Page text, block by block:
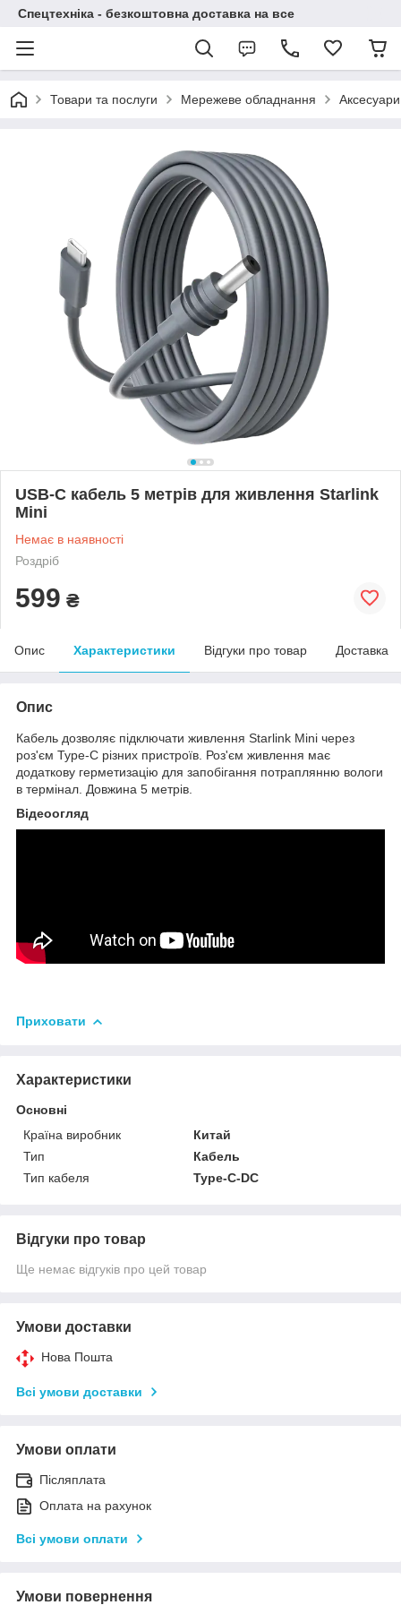
Спецтехніка - безкоштовна доставка на все
Товари та послуги Мережеве обладнання
USB-C кабель 5 метрів для живлення Starlink
Mini
Немає в наявності
Роздріб
599 ₴
Опис Характеристики Відгуки про товар Доставка
Опис
Кабель дозволяє підключати живлення Starlink Mini через
роз'єм Type-C різних пристроїв. Роз'єм живлення має
додаткову герметизацію для запобігання потраплянню вологи
в термінал. Довжина 5 метрів.
Відеоогляд
Приховати
Характеристики
Основні
Країна виробник
Китай
Тип
Кабель
Тип кабеля
Type-C-DC
Відгуки про товар
Ще немає відгуків про цей товар
Умови доставки
Нова Пошта
Всі умови доставки
Умови оплати
Післяплата
Оплата на рахунок
Всі умови оплати
Умови повернення